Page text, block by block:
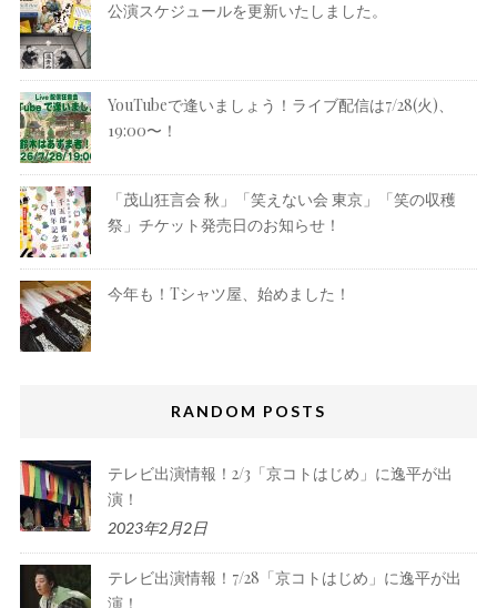
公演スケジュールを更新いたしました。
YouTubeで逢いましょう！ライブ配信は7/28(火)、
19:00〜！
「茂山狂言会 秋」「笑えない会 東京」「笑の収穫
祭」チケット発売日のお知らせ！
今年も！Tシャツ屋、始めました！
RANDOM POSTS
テレビ出演情報！2/3「京コトはじめ」に逸平が出
演！
2023年2月2日
テレビ出演情報！7/28「京コトはじめ」に逸平が出
演！